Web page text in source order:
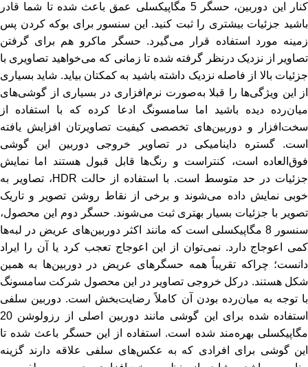
کنار این دوربین، حسگر 5 مگاپیکسلی عمق باعث شده تا شما قادر
باشید جزئیات بیشتری را ثبت کنید. این سنسور برای بوکه کردن پس
زمینه مورد استفاده قرار می‌گیرد. حسگر ماکرو هم برای گرفتن
تصاویر از نزدیک درنظر گرفته شده تا زمانی که می‌خواهید تصاویری با
جزئیات بالا از فاصله نزدیک داشته باشید به کمکتان بیاید. شاید بسیاری
از این ویژگی‌ها را قبلا به‌صورت نرم‌افزاری در بسیاری از گوشی‌های
میان‌رده دیده باشید اما سامسونگ ادعا کرده که با استفاده از
سخت‌افزار و دوربین‌های تخصصی کیفیت تصاویرتان افزایش یافته
است. گستره داینامیکی در تصاویر خروجی دوربین این گوشی
فوق‌العاده است، کنتراست و رنگ‌ها قابل قبول هستند اما نمایش
جزئیات در حد متوسط است. با استفاده از حالت HDR، تصاویر به
خوبی نمایش داده می‌شوند و برخی از نقاط روشن تصویر و تاریک
تصویر با جزئیات بسیار بهتری ثبت می‌شوند. حسگر دوم این محصول،
سنسور 8 مگاپیکسلی است که مانند اکثر دوربین‌های عریض در لبه‌ها
کمی اعوجاج دارد. نمی‌توان از این اعوجاج تعجب کرد یا آن را ایراد
دانست؛ چراکه تقریباً همه حسگرهای عریض در دوربین‌ها به همین
شکل هستند. درکل خروجی تصاویر در این محصول شرکت سامسونگ
با توجه به میان‌رده بودن آن کاملاً رضایت‌بخش است. دوربین سلفی
استفاده شده برای این گوشی مانند دوربین اصلی از رزولوشن 20
مگاپیکسلی بهره‌مند شده است. استفاده از این حسگر باعث شده تا
این گوشی برای افرادی که به عکس‌های سلفی علاقه دارند گزینه